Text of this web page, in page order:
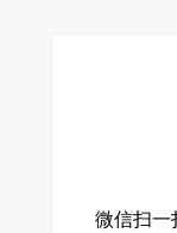
微信扫一